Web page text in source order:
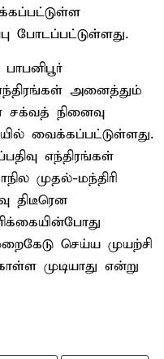
போடப்பட்டுள்ளது.
அனைத்தும்
நினைவு
வைக்கப்பட்டுள்ளது.
எந்திரங்கள்
முதல்-மந்திரி
திடீரென
செய்ய முயற்சி
முடியாது என்று